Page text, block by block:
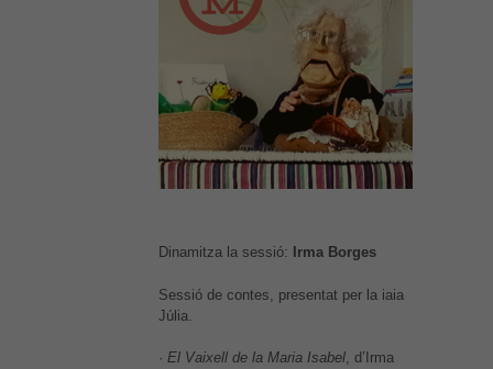
Dinamitza la sessió: Irma Borges
Sessió de contes, presentat per la iaia
Júlia.
· El Vaixell de la Maria Isabel, d’Irma